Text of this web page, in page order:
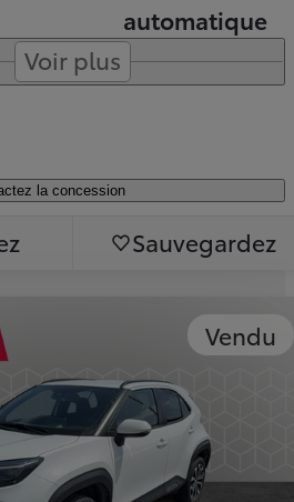
automatique
Voir plus
la concession
Sauvegardez
Vendu